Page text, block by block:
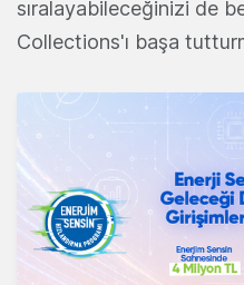
sıralayabileceğinizi de
Collections'ı başa